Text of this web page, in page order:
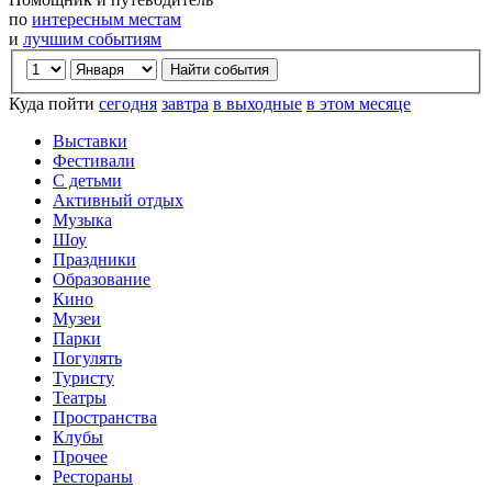
по интересным местам
и лучшим событиям
Куда пойти сегодня завтра в выходные в этом месяце
Выставки
Фестивали
С детьми
Активный отдых
Музыка
Шоу
Праздники
Образование
Кино
Музеи
Парки
Погулять
Туристу
Театры
Пространства
Клубы
Прочее
Рестораны